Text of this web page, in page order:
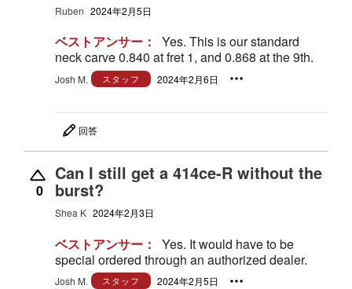
Ruben 2024年2月5日
ベストアンサー：
Yes. This is our standard
neck carve 0.840 at fret 1, and 0.868 at the 9th.
Josh M. スタッフ 2024年2月6日
回答
0
Can I still get a 414ce-R without the
burst?
Shea K 2024年2月3日
ベストアンサー：
Yes. It would have to be
special ordered through an authorized dealer.
Josh M. スタッフ 2024年2月5日